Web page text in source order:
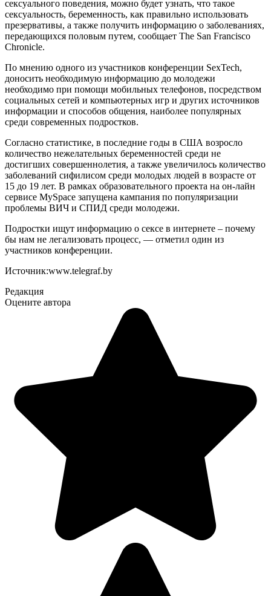
сексуального поведения, можно будет узнать, что такое
сексуальность, беременность, как правильно использовать
презервативы, а также получить информацию о заболеваниях,
передающихся половым путем, сообщает The San Francisco
Chronicle.
По мнению одного из участников конференции SexTech,
доносить необходимую информацию до молодежи
необходимо при помощи мобильных телефонов, посредством
социальных сетей и компьютерных игр и других источников
информации и способов общения, наиболее популярных
среди современных подростков.
Согласно статистике, в последние годы в США возросло
количество нежелательных беременностей среди не
достигших совершеннолетия, а также увеличилось количество
заболеваний сифилисом среди молодых людей в возрасте от
15 до 19 лет. В рамках образовательного проекта на он-лайн
сервисе MySpace запущена кампания по популяризации
проблемы ВИЧ и СПИД среди молодежи.
Подростки ищут информацию о сексе в интернете – почему
бы нам не легализовать процесс, — отметил один из
участников конференции.
Источник:www.telegraf.by
Редакция
Оцените автора